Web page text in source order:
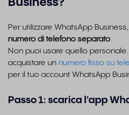
Business?
Per utilizzare WhatsApp
numero di telefono separato.
Non puoi usare quello personale.
acquistare un numero fisso su
per il tuo account WhatsApp
Passo 1: scarica l'app